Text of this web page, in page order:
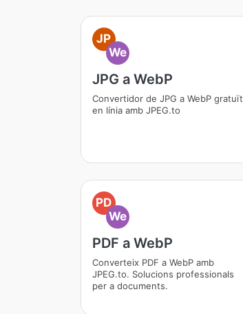
JP
We
JPG a WebP
Convertidor de JPG a WebP gratuït
en línia amb JPEG.to
PD
We
PDF a WebP
Converteix PDF a WebP amb
JPEG.to. Solucions professionals
per a documents.